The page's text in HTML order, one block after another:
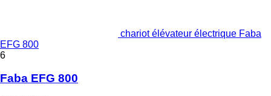
chariot élévateur électrique Faba
EFG 800
6
Faba EFG 800